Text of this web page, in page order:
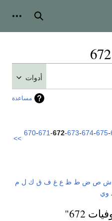
بحث
أدوات
مساعدة
670-671-672-673-674-675-
>>
ش ص ض ط ظ ع غ ف ق ك ل م
وي
672"